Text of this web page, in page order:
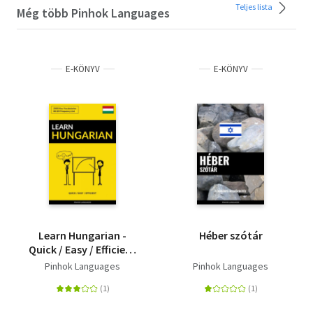
Még több Pinhok Languages Teljes lista
E-KÖNYV
Learn Hungarian -
Quick / Easy / Efficient
- 2000 Key
Pinhok Languages
E-KÖNYV
Héber szótár
Pinhok Languages